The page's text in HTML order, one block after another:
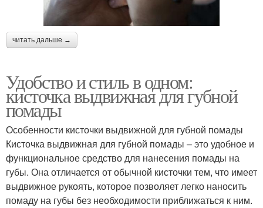
читать дальше →
Удобство и стиль в одном:
кисточка выдвижная для губной
помады
Особенности кисточки выдвижной для губной помады
Кисточка выдвижная для губной помады – это удобное и
функциональное средство для нанесения помады на
губы. Она отличается от обычной кисточки тем, что имеет
выдвижное рукоять, которое позволяет легко наносить
помаду на губы без необходимости приближаться к ним.